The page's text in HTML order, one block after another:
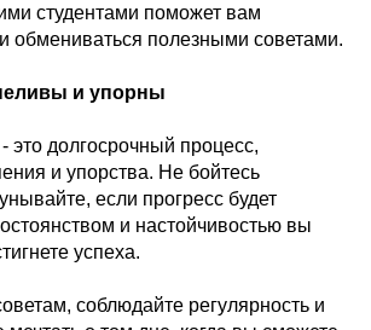
студентами поможет вам
обмениваться полезными советами.
и упорны
это долгосрочный процесс,
и упорства. Не бойтесь
если прогресс будет
и настойчивостью вы
успеха.
соблюдайте регулярность и